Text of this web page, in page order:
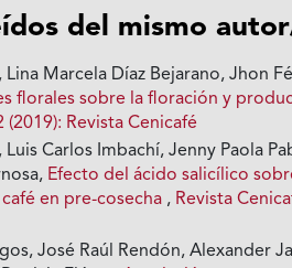
del mismo
Marcela Díaz Bejarano, Jhon
florales sobre la floración y
Revista Cenicafé
Carlos Imbachí, Jenny Paola
Efecto del ácido salicílico
en pre-cosecha , Revista
José Raúl Rendón, Alexander